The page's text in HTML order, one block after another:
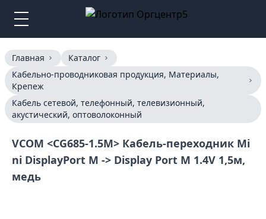
Главная
Каталог
Кабельно-проводниковая продукция, Материалы,
Крепеж
Кабель сетевой, телефонный, телевизионный,
акустический, оптоволоконный
VCOM <CG685-1.5M> Кабель-переходник Mi
ni DisplayPort M -> Display Port M 1.4V 1,5м,
медь